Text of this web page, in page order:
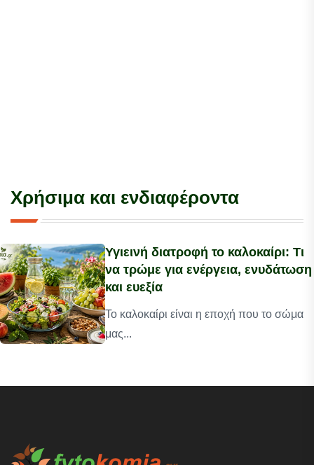
Χρήσιμα και ενδιαφέροντα
Υγιεινή διατροφή το καλοκαίρι: Τι
να τρώμε για ενέργεια, ενυδάτωση
και ευεξία
Το καλοκαίρι είναι η εποχή που το σώμα
μας...